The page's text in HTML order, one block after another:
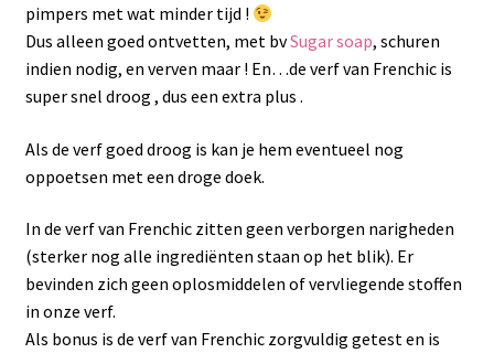
pimpers met wat minder tijd !
Dus alleen goed ontvetten, met bvSugar soap, schuren
indien nodig, en verven maar ! En…de verf van Frenchic is
super snel droog , dus een extra plus .
Als de verf goed droog is kan je hem eventueel nog
oppoetsen met een droge doek.
In de verf van Frenchic zitten geen verborgen narigheden
(sterker nog alle ingrediënten staan op het blik). Er
bevinden zich geen oplosmiddelen of vervliegende stoffen
in onze verf.
Als bonus is de verf van Frenchic zorgvuldig getest en is